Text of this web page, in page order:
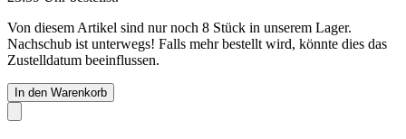
Von diesem Artikel sind nur noch 8 Stück in unserem Lager.
Nachschub ist unterwegs! Falls mehr bestellt wird, könnte dies das
Zustelldatum beeinflussen.
In den Warenkorb